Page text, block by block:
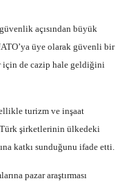
açısından büyük
üye olarak güvenli bir
için de cazip hale geldiğini
turizm ve inşaat
şirketlerinin ülkedeki
katkı sunduğunu ifade etti.
pazar araştırması